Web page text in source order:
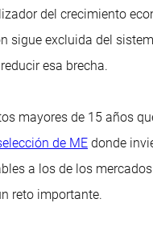
del crecimiento
sigue excluida del
esa brecha.
mayores de 15 años
de ME donde
a los de los
reto importante.